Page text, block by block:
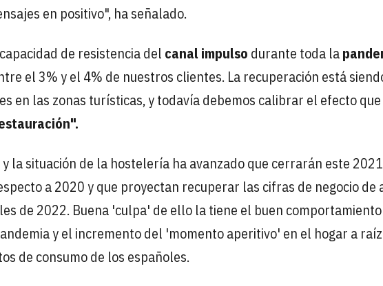
en positivo", ha señalado.
de resistencia del canal impulso durante toda la
el 3% y el 4% de nuestros clientes. La recuperación está
en las zonas turísticas, y todavía debemos calibrar el efecto que
la situación de la hostelería ha avanzado que cerrarán este
a 2020 y que proyectan recuperar las cifras de negocio de
de 2022. Buena 'culpa' de ello la tiene el buen
y el incremento del 'momento aperitivo' en el hogar a
de consumo de los españoles.